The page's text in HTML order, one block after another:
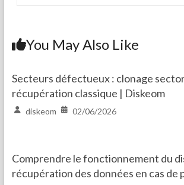
You May Also Like
Secteurs défectueux : clonage
récupération classique | Diskeom
diskeom 02/06/2026
Comprendre le fonctionnement du
récupération des données en cas de